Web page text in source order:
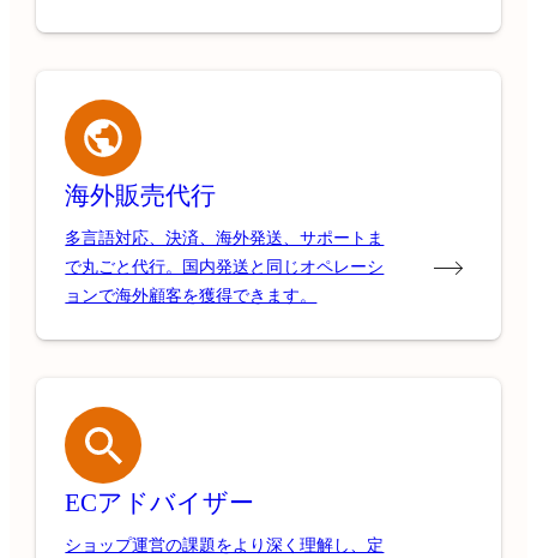
海外販売代行
多言語対応、決済、海外発送、サポートま
で丸ごと代行。国内発送と同じオペレーシ
ョンで海外顧客を獲得できます。
ECアドバイザー
ショップ運営の課題をより深く理解し、定